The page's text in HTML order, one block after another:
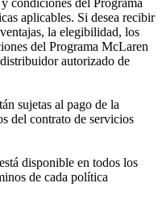
aplicables. Si desea recibir
la elegibilidad, los
del Programa McLaren
autorizado de
sujetas al pago de la
del contrato de servicios
disponible en todos los
de cada política